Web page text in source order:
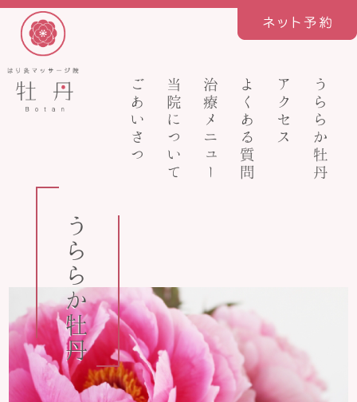
ごあいさつ 当院について 治療メニュー よくある質問 アクセス うららか牡丹
うららか牡丹